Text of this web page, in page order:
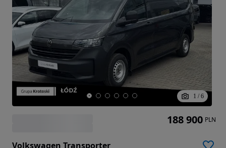
1 / 6
Volkswagen Transporter
188 900 PLN